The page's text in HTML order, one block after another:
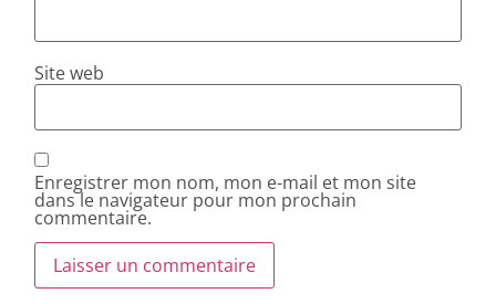
Site web
Enregistrer mon nom, mon e-mail et mon site
dans le navigateur pour mon prochain
commentaire.